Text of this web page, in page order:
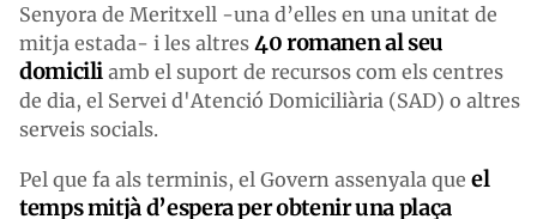
Senyora de Meritxell -una d’elles en una unitat de
mitja estada- i les altres 40 romanen al seu
domicili amb el suport de recursos com els centres
de dia, el Servei d'Atenció Domiciliària (SAD) o altres
serveis socials.
Pel que fa als terminis, el Govern assenyala que el
temps mitjà d’espera per obtenir una plaça